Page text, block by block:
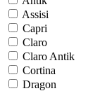
Assisi
Capri
Claro
Claro Antik
Cortina
Dragon